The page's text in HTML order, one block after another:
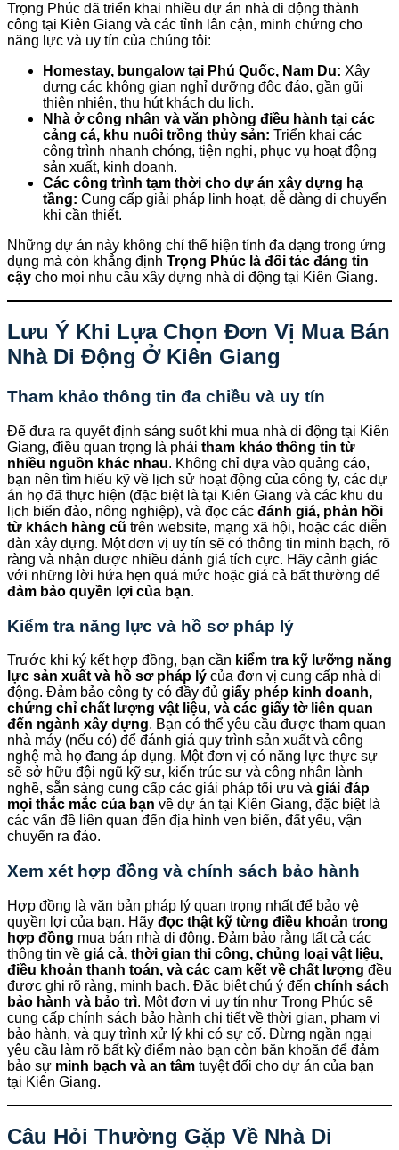
Trọng Phúc đã triển khai nhiều dự án nhà di động thành
công tại Kiên Giang và các tỉnh lân cận, minh chứng cho
năng lực và uy tín của chúng tôi:
Homestay, bungalow tại Phú Quốc, Nam Du: Xây
dựng các không gian nghỉ dưỡng độc đáo, gần gũi
thiên nhiên, thu hút khách du lịch.
Nhà ở công nhân và văn phòng điều hành tại các
cảng cá, khu nuôi trồng thủy sản: Triển khai các
công trình nhanh chóng, tiện nghi, phục vụ hoạt động
sản xuất, kinh doanh.
Các công trình tạm thời cho dự án xây dựng hạ
tầng: Cung cấp giải pháp linh hoạt, dễ dàng di chuyển
khi cần thiết.
Những dự án này không chỉ thể hiện tính đa dạng trong ứng
dụng mà còn khẳng định Trọng Phúc là đối tác đáng tin
cậy cho mọi nhu cầu xây dựng nhà di động tại Kiên Giang.
Lưu Ý Khi Lựa Chọn Đơn Vị Mua Bán
Nhà Di Động Ở Kiên Giang
Tham khảo thông tin đa chiều và uy tín
Để đưa ra quyết định sáng suốt khi mua nhà di động tại Kiên
Giang, điều quan trọng là phải tham khảo thông tin từ
nhiều nguồn khác nhau. Không chỉ dựa vào quảng cáo,
bạn nên tìm hiểu kỹ về lịch sử hoạt động của công ty, các dự
án họ đã thực hiện (đặc biệt là tại Kiên Giang và các khu du
lịch biển đảo, nông nghiệp), và đọc các đánh giá, phản hồi
từ khách hàng cũ trên website, mạng xã hội, hoặc các diễn
đàn xây dựng. Một đơn vị uy tín sẽ có thông tin minh bạch, rõ
ràng và nhận được nhiều đánh giá tích cực. Hãy cảnh giác
với những lời hứa hẹn quá mức hoặc giá cả bất thường để
đảm bảo quyền lợi của bạn.
Kiểm tra năng lực và hồ sơ pháp lý
Trước khi ký kết hợp đồng, bạn cần kiểm tra kỹ lưỡng năng
lực sản xuất và hồ sơ pháp lý của đơn vị cung cấp nhà di
động. Đảm bảo công ty có đầy đủ giấy phép kinh doanh,
chứng chỉ chất lượng vật liệu, và các giấy tờ liên quan
đến ngành xây dựng. Bạn có thể yêu cầu được tham quan
nhà máy (nếu có) để đánh giá quy trình sản xuất và công
nghệ mà họ đang áp dụng. Một đơn vị có năng lực thực sự
sẽ sở hữu đội ngũ kỹ sư, kiến trúc sư và công nhân lành
nghề, sẵn sàng cung cấp các giải pháp tối ưu và giải đáp
mọi thắc mắc của bạn về dự án tại Kiên Giang, đặc biệt là
các vấn đề liên quan đến địa hình ven biển, đất yếu, vận
chuyển ra đảo.
Xem xét hợp đồng và chính sách bảo hành
Hợp đồng là văn bản pháp lý quan trọng nhất để bảo vệ
quyền lợi của bạn. Hãy đọc thật kỹ từng điều khoản trong
hợp đồng mua bán nhà di động. Đảm bảo rằng tất cả các
thông tin về giá cả, thời gian thi công, chủng loại vật liệu,
điều khoản thanh toán, và các cam kết về chất lượng đều
được ghi rõ ràng, minh bạch. Đặc biệt chú ý đến chính sách
bảo hành và bảo trì. Một đơn vị uy tín như Trọng Phúc sẽ
cung cấp chính sách bảo hành chi tiết về thời gian, phạm vi
bảo hành, và quy trình xử lý khi có sự cố. Đừng ngần ngại
yêu cầu làm rõ bất kỳ điểm nào bạn còn băn khoăn để đảm
bảo sự minh bạch và an tâm tuyệt đối cho dự án của bạn
tại Kiên Giang.
Câu Hỏi Thường Gặp Về Nhà Di